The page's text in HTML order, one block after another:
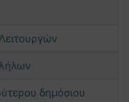
δημόσιου